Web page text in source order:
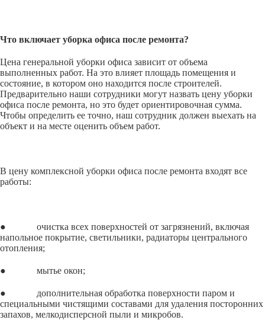
Что включает уборка офиса после ремонта?
Цена генеральной уборки офиса зависит от объема
выполненных работ. На это влияет площадь помещения и
состояние, в котором оно находится после строителей.
Предварительно наши сотрудники могут назвать цену уборки
офиса после ремонта, но это будет ориентировочная сумма.
Чтобы определить ее точно, наш сотрудник должен выехать на
объект и на месте оценить объем работ.
В цену комплексной уборки офиса после ремонта входят все
работы:
● очистка всех поверхностей от загрязнений, включая
напольное покрытие, светильники, радиаторы центрального
отопления;
● мытье окон;
● дополнительная обработка поверхности паром и
специальными чистящими составами для удаления посторонних
запахов, мелкодисперсной пыли и микробов.